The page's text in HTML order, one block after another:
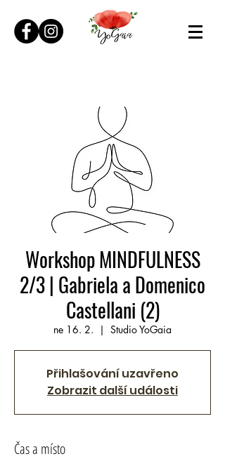
Workshop MINDFULNESS
2/3 | Gabriela a Domenico
Castellani (2)
ne 16. 2.
  |
Studio YoGaia
Přihlašování uzavřeno
Zobrazit další události
Čas a místo